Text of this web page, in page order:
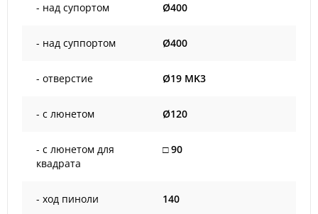
- над супортом Ø400
- над суппортом Ø400
- отверстие Ø19 MK3
- с люнетом Ø120
- с люнетом для
квадрата
□ 90
- ход пиноли 140